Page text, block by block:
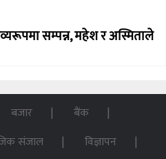
सम्पन्न, महेश र अस्मिताले
सूर्य अधिकारीको उम्मेदवारी
बजार
बैंक
संजाल
विज्ञापन